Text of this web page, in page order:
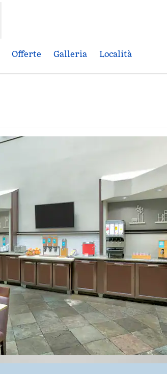
Offerte Galleria Località